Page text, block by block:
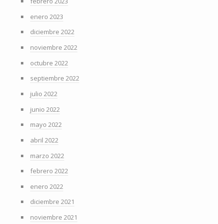
enero 2023
diciembre 2022
noviembre 2022
octubre 2022
septiembre 2022
julio 2022
junio 2022
mayo 2022
abril 2022
marzo 2022
febrero 2022
enero 2022
diciembre 2021
noviembre 2021